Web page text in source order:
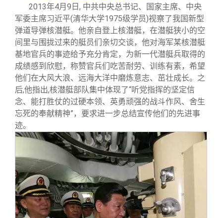
2013年4月9日, 中共中央总书记、国家主席、中央
军委主席习近平(清华大学1975级学员)视察了我国新型
弹道导弹核潜艇。他亲自登上核潜艇，在潜艇狭小的空
间里与围拢过来的艇员们亲切交谈，他对海军某核潜艇
基地官兵的事迹给予充分肯定，为新一代潜艇兵取得的
成绩感到欣慰，称赞官兵们吃苦耐劳、训练有素，希望
他们在大风大浪、远海大洋中磨炼意志、茁壮成长。之
后,他指出,核潜艇部队集中体现了“听党指挥的坚定信
念、能打胜仗的过硬本领、英勇顽强的战斗作风、舍生
忘死的奉献精神”，要求进一步总结宣传他们的先进事
迹。